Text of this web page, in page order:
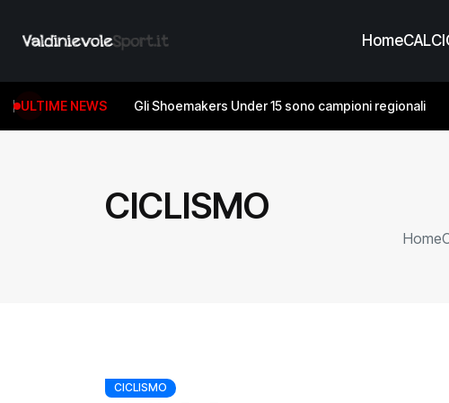
Home
ULTIME NEWS Gli Shoemakers Under 15 sono campioni regionali
CICLISMO
Home
CICLISMO